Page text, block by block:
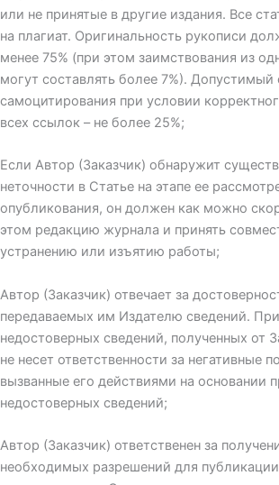
или не принятые в другие издания. Все
на плагиат. Оригинальность рукописи
менее 75% (при этом заимствования из
могут составлять более 7%).
самоцитирования при условии
всех ссылок – не более 25%;
Если Автор (Заказчик) обнаружит
неточности в Статье на этапе ее
опубликования, он должен как можно
этом редакцию журнала и принять
устранению или изъятию работы;
Автор (Заказчик) отвечает за
передаваемых им Издателю сведений.
недостоверных сведений, полученных от
не несет ответственности за негативные
вызванные его действиями на основании
недостоверных сведений;
Автор (Заказчик) ответственен за
необходимых разрешений для